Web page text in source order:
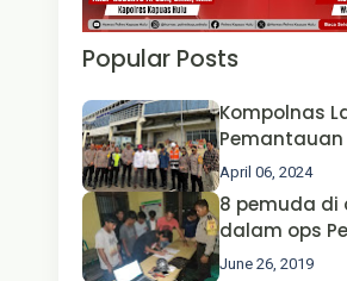
Popular Posts
Kompolnas
Pemantauan
Operasi
Polda Jatim
Kapolri dan
Perhubungan
April 06, 2024
8 pemuda di
dalam ops
Jongkong
June 26, 2019